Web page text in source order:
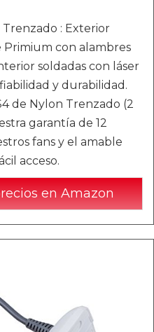
Trenzado : Exterior
con alambres
soldadas con láser
y durabilidad.
de Nylon Trenzado (2
garantía de 12
fans y el amable
acceso.
en Amazon